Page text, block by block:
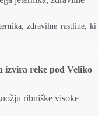
zdravilne rastline, ki
izvira reke pod Veliko